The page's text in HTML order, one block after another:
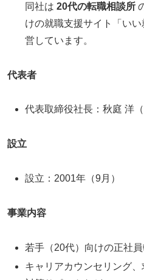
同社は20代の転職相談所
けの就職支援サイト「い
営しています。
代表者
代表取締役社長：秋庭 洋（
設立
設立：2001年（9月）
事業内容
若手（20代）向けの正社
キャリアカウンセリング